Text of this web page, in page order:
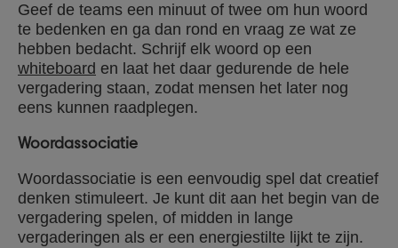
Geef de teams een minuut of twee om hun woord
te bedenken en ga dan rond en vraag ze wat ze
hebben bedacht. Schrijf elk woord op een
whiteboard en laat het daar gedurende de hele
vergadering staan, zodat mensen het later nog
eens kunnen raadplegen.
Woordassociatie
Woordassociatie is een eenvoudig spel dat creatief
denken stimuleert. Je kunt dit aan het begin van de
vergadering spelen, of midden in lange
vergaderingen als er een energiestilte lijkt te zijn.